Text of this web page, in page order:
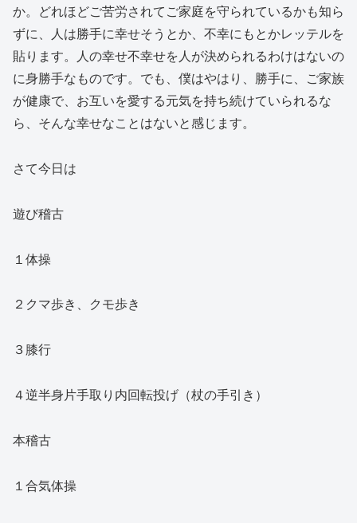
か。どれほどご苦労されてご家庭を守られているかも知ら
ずに、人は勝手に幸せそうとか、不幸にもとかレッテルを
貼ります。人の幸せ不幸せを人が決められるわけはないの
に身勝手なものです。でも、僕はやはり、勝手に、ご家族
が健康で、お互いを愛する元気を持ち続けていられるな
ら、そんな幸せなことはないと感じます。
さて今日は
遊び稽古
１体操
２クマ歩き、クモ歩き
３膝行
４逆半身片手取り内回転投げ（杖の手引き）
本稽古
１合気体操